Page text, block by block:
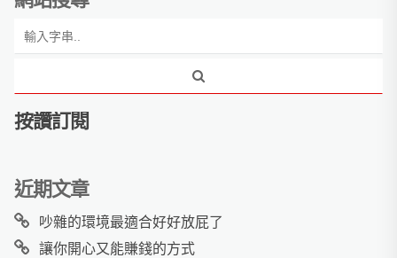
按讚訂閱
近期文章
吵雜的環境最適合好好放屁了
讓你開心又能賺錢的方式